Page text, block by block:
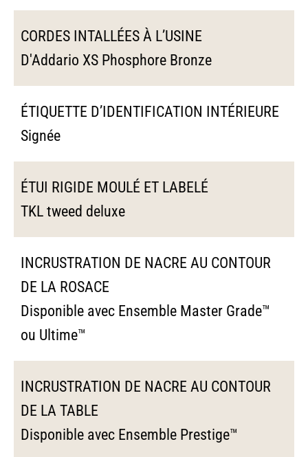
CORDES INTALLÉES À L’USINE
D'Addario XS Phosphore Bronze
ÉTIQUETTE D’IDENTIFICATION INTÉRIEURE
Signée
ÉTUI RIGIDE MOULÉ ET LABELÉ
TKL tweed deluxe
INCRUSTRATION DE NACRE AU CONTOUR
DE LA ROSACE
Disponible avec Ensemble Master Grade™
ou Ultime™
INCRUSTRATION DE NACRE AU CONTOUR
DE LA TABLE
Disponible avec Ensemble Prestige™